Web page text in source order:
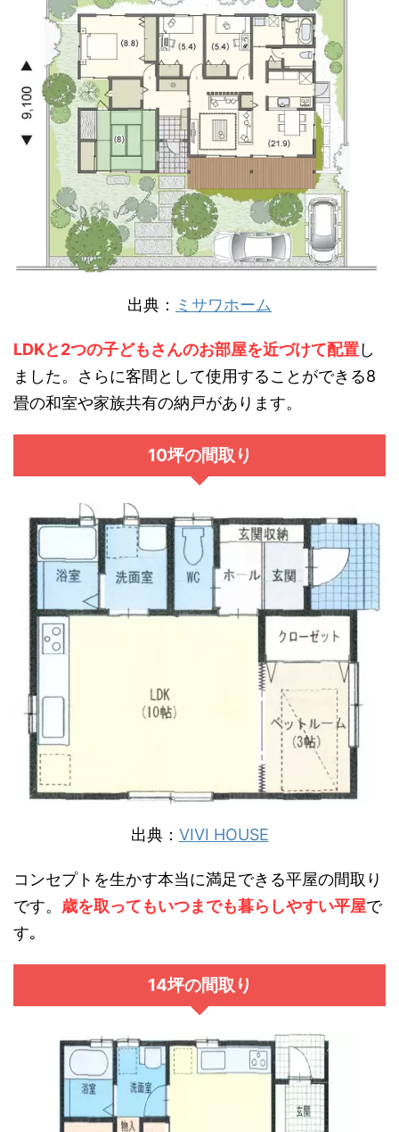
出典： ミサワホーム
LDKと2つの子どもさんのお部屋を近づけて配置し
ました。さらに客間として使用することができる8
畳の和室や家族共有の納戸があります。
10坪の間取り
出典： VIVI HOUSE
コンセプトを生かす本当に満足できる平屋の間取り
です。 歳を取ってもいつまでも暮らしやすい平屋で
す｡
14坪の間取り